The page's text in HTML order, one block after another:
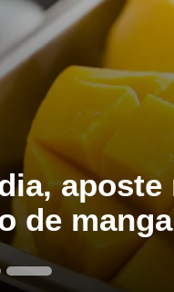
aposte
de manga